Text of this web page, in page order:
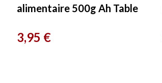
alimentaire 500g Ah Table
Prix
3,95 €